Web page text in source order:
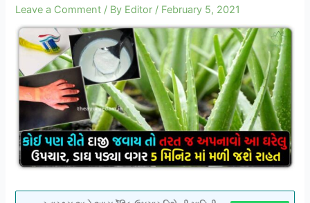
Leave a Comment / By Editor / February 5, 2021